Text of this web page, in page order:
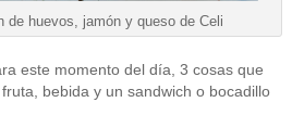
de huevos, jamón y queso de Celi
este momento del día, 3 cosas que
bebida y un sandwich o bocadillo